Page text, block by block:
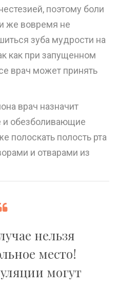
поэтому боли
же вовремя не
зуба мудрости на
как при запущенном
врач может принять
врач назначит
и обезболивающие
полоскать полость рта
и отварами из
нельзя
место!
могут